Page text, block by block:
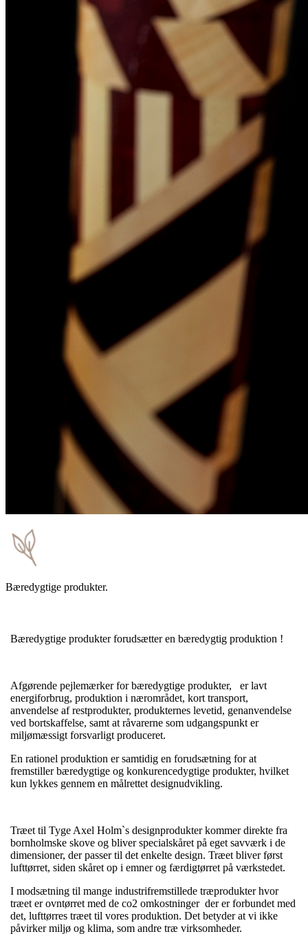
Bæredygtige produkter.
Bæredygtige produkter forudsætter en bæredygtig produktion !
Afgørende pejlemærker for bæredygtige produkter, er lavt
energiforbrug, produktion i nærområdet, kort transport,
anvendelse af restprodukter, produkternes levetid, genanvendelse
ved bortskaffelse, samt at råvarerne som udgangspunkt er
miljømæssigt forsvarligt produceret.
En rationel produktion er samtidig en forudsætning for at
fremstiller bæredygtige og konkurencedygtige produkter, hvilket
kun lykkes gennem en målrettet designudvikling.
Træet til Tyge Axel Holm`s designprodukter kommer direkte fra
bornholmske skove og bliver specialskåret på eget savværk i de
dimensioner, der passer til det enkelte design. Træet bliver først
lufttørret, siden skåret op i emner og færdigtørret på værkstedet.
I modsætning til mange industrifremstillede træprodukter hvor
træet er ovntørret med de co2 omkostninger der er forbundet med
det, lufttørres træet til vores produktion. Det betyder at vi ikke
påvirker miljø og klima, som andre træ virksomheder.